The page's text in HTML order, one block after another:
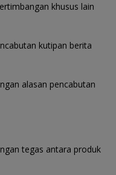
khusus lain
kutipan berita
alasan pencabutan
tegas antara produk